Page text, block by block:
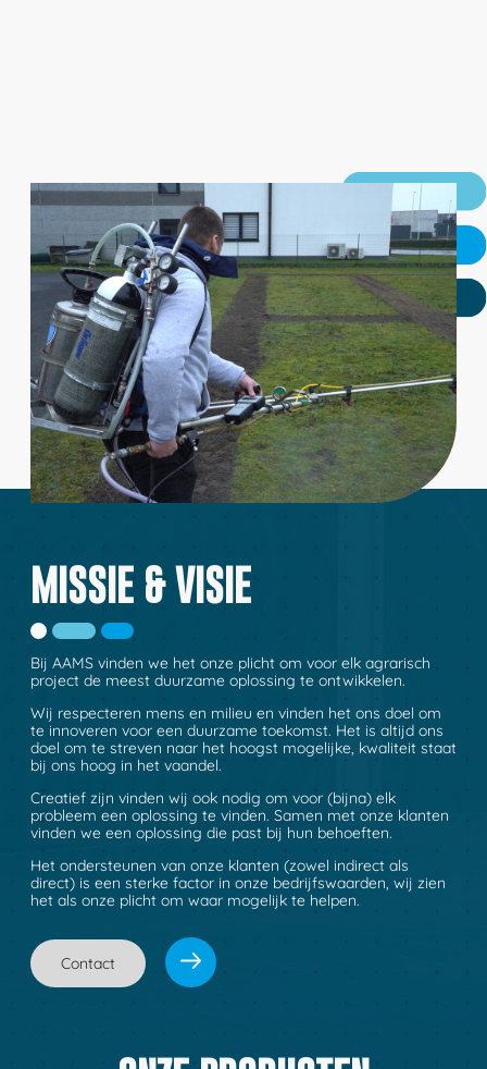
MISSIE & VISIE
Bij AAMS vinden we het onze plicht om voor elk agrarisch
project de meest duurzame oplossing te ontwikkelen.
Wij respecteren mens en milieu en vinden het ons doel om
te innoveren voor een duurzame toekomst. Het is altijd ons
doel om te streven naar het hoogst mogelijke, kwaliteit staat
bij ons hoog in het vaandel.
Creatief zijn vinden wij ook nodig om voor (bijna) elk
probleem een oplossing te vinden. Samen met onze klanten
vinden we een oplossing die past bij hun behoeften.
Het ondersteunen van onze klanten (zowel indirect als
direct) is een sterke factor in onze bedrijfswaarden, wij zien
het als onze plicht om waar mogelijk te helpen.
Contact